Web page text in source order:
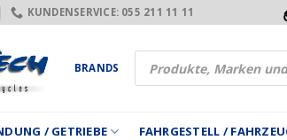
KUNDENSERVICE: 055 211 11 11
BRANDS
Products
search
/ GETRIEBE FAHRGESTELL /